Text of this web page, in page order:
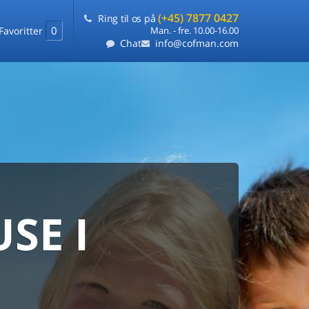
Favoritter 0
Ring til os på (+45) 7877 0427
Man. - fre. 10.00-16.00
Chat info@cofman.com
I
laveste pris
ét sted